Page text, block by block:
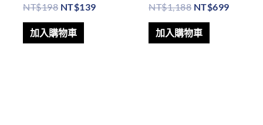
NT$198 NT$139
加入購物車
NT$1,188 NT$699
加入購物車